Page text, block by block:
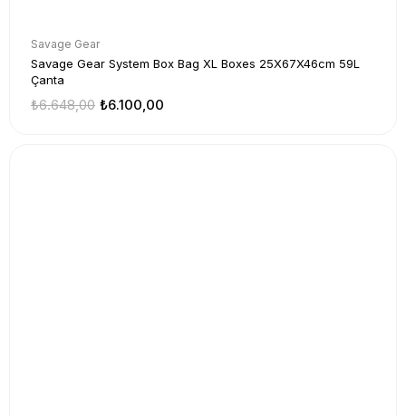
Savage Gear
Savage Gear System Box Bag XL Boxes 25X67X46cm 59L
Çanta
₺6.100,00
₺6.648,00